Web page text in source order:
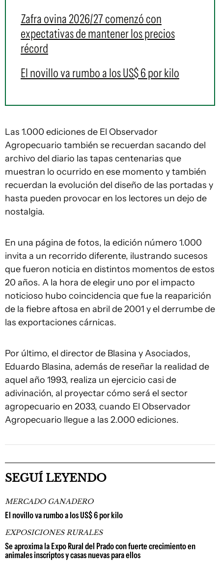
Zafra ovina 2026/27 comenzó con
expectativas de mantener los precios
récord
El novillo va rumbo a los US$ 6 por kilo
Las 1.000 ediciones de El Observador
Agropecuario también se recuerdan sacando del
archivo del diario las tapas centenarias que
muestran lo ocurrido en ese momento y también
recuerdan la evolución del diseño de las portadas y
hasta pueden provocar en los lectores un dejo de
nostalgia.
En una página de fotos, la edición número 1.000
invita a un recorrido diferente, ilustrando sucesos
que fueron noticia en distintos momentos de estos
20 años. A la hora de elegir uno por el impacto
noticioso hubo coincidencia que fue la reaparición
de la fiebre aftosa en abril de 2001 y el derrumbe de
las exportaciones cárnicas.
Por último, el director de Blasina y Asociados,
Eduardo Blasina, además de reseñar la realidad de
aquel año 1993, realiza un ejercicio casi de
adivinación, al proyectar cómo será el sector
agropecuario en 2033, cuando El Observador
Agropecuario llegue a las 2.000 ediciones.
SEGUÍ LEYENDO
MERCADO GANADERO
El novillo va rumbo a los US$ 6 por kilo
EXPOSICIONES RURALES
Se aproxima la Expo Rural del Prado con fuerte crecimiento en
animales inscriptos y casas nuevas para ellos